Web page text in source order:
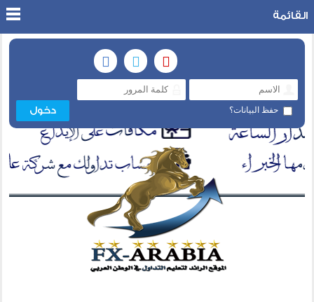
حفظ البيانات؟
القائمة